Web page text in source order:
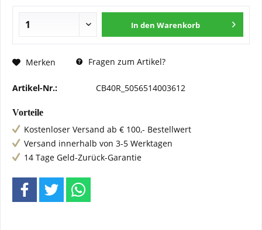
In den Warenkorb
Merken Fragen zum Artikel?
Artikel-Nr.: CB40R_5056514003612
Vorteile
Kostenloser Versand ab € 100,- Bestellwert
Versand innerhalb von 3-5 Werktagen
14 Tage Geld-Zurück-Garantie